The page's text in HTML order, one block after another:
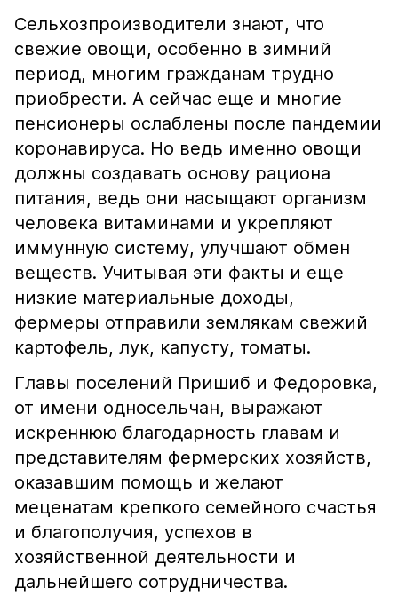
Сельхозпроизводители знают, что
свежие овощи, особенно в зимний
период, многим гражданам трудно
приобрести. А сейчас еще и многие
пенсионеры ослаблены после пандемии
коронавируса. Но ведь именно овощи
должны создавать основу рациона
питания, ведь они насыщают организм
человека витаминами и укрепляют
иммунную систему, улучшают обмен
веществ. Учитывая эти факты и еще
низкие материальные доходы,
фермеры отправили землякам свежий
картофель, лук, капусту, томаты.
Главы поселений Пришиб и Федоровка,
от имени односельчан, выражают
искреннюю благодарность главам и
представителям фермерских хозяйств,
оказавшим помощь и желают
меценатам крепкого семейного счастья
и благополучия, успехов в
хозяйственной деятельности и
дальнейшего сотрудничества.